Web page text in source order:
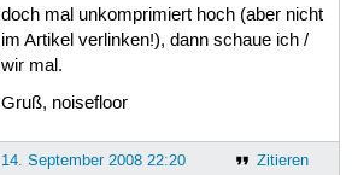
doch mal unkomprimiert hoch (aber nicht
im Artikel verlinken!), dann schaue ich /
wir mal.
Gruß, noisefloor
Zitieren
14. September 2008 22:20